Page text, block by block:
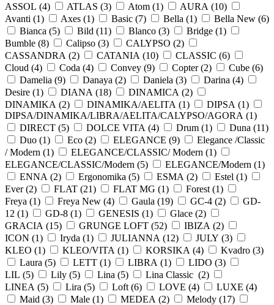
ASSOL (4) ATLAS (3) Atom (1) AURA (10)
Avanti (1) Axes (1) Basic (7) Bella (1) Bella New (6)
Bianca (5) Bild (11) Blanco (3) Bridge (1)
Bumble (8) Calipso (3) CALYPSO (2)
CASSANDRA (2) CATANIA (10) CLASSIC (6)
Cloud (4) Coda (4) Convey (9) Copter (2) Cube (6)
Damelia (9) Danaya (2) Daniela (3) Darina (4)
Desire (1) DIANA (18) DINAMICA (2)
DINAMIKA (2) DINAMIKA/AELITA (1) DIPSA (1)
DIPSA/DINAMIKA/LIBRA/AELITA/CALYPSO/AGORA (1)
DIRECT (5) DOLCE VITA (4) Drum (1) Duna (11)
Duo (1) Eco (2) ELEGANCE (9)
Elegance /Classic
/ Modern (1) ELEGANCE/CLASSIC/ Modern (1)
ELEGANCE/CLASSIC/Modern (5) ELEGANCE/Modern (1)
ENNA (2) Ergonomika (5) ESMA (2) Estel (1)
Ever (2) FLAT (21) FLAT MG (1) Forest (1)
Freya (1) Freya New (4) Gaula (19) GC-4 (2)
GD-
12 (1) GD-8 (1) GENESIS (1) Glace (2)
GRACIA (15) GRUNGE LOFT (52) IBIZA (2)
ICON (1) Iryda (1) JULIANNA (12) JULY (3)
KLEO (1) KLEO/VITA (1) KORSIKA (4) Kvadro (3)
Laura (5) LETT (1) LIBRA (1) LIDO (3)
LIL (5) Lily (5) Lina (5) Lina Classic (2)
LINEA (5) Lira (5) Loft (6) LOVE (4) LUXE (4)
Maid (3) Male (1) MEDEA (2) Melody (17)